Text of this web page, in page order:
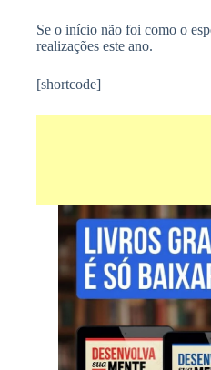
Se o início não foi como o
realizações este ano.
[shortcode]